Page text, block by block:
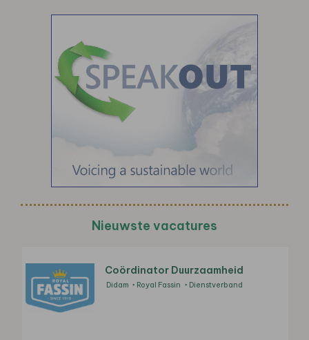
Nieuwste vacatures
Coördinator Duurzaamheid
Didam Royal Fassin Dienstverband